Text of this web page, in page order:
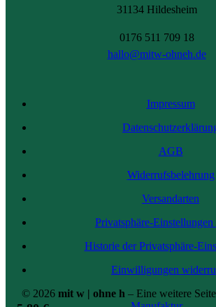
31134 Hildesheim
0176 511 709 18
hallo@mitw-ohneh.de
Impressum
AGB
Widerrufsbelehrung
Versandarten
Privatsphäre-Einstellungen
Historie der Privatsphäre-
Einwilligungen
© 2026 mit w | ohne h – Eine weitere